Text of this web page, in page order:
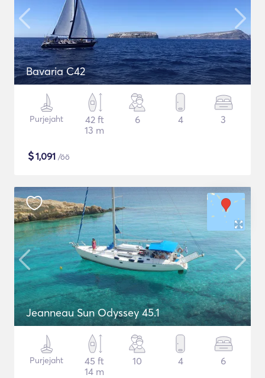
Bavaria C42
Purjejaht
42 ft
13 m
6 4 3
$1,091 /öö
Jeanneau Sun Odyssey 45.1
Purjejaht
45 ft
14 m
10 4 6